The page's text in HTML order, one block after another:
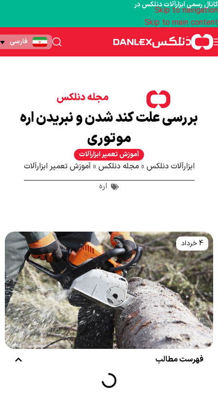
Skip to navigation
Skip to main content
کانال رسمی ابزارآلات دنلکس در
فارسی
مجله دنلکس
بررسی علت کند شدن و نبریدن اره
موتوری
آموزش تعمیر ابزارآلات
ابزارآلات دنلکس » مجله دنلکس »آموزش تعمیر ابزارآلات
اره
فهرست مطالب
4 خرداد